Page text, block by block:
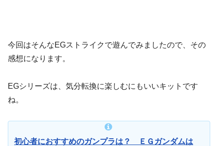
今回はそんなEGストライクで遊んでみましたので、その
感想になります。
EGシリーズは、気分転換に楽しむにもいいキットです
ね。
初心者におすすめのガンプラは？ ＥＧガンダムは